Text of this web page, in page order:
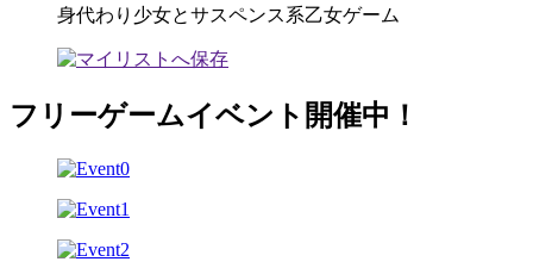
身代わり少女とサスペンス系乙女ゲーム
フリーゲームイベント開催中！